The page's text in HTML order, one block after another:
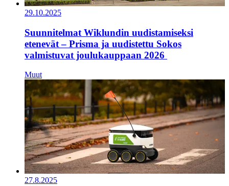
29.10.2025
Suunnitelmat Wiklundin uudistamiseksi
etenevät – Prisma ja uudistettu Sokos
valmistuvat joulukauppaan 2026
Muut
27.8.2025